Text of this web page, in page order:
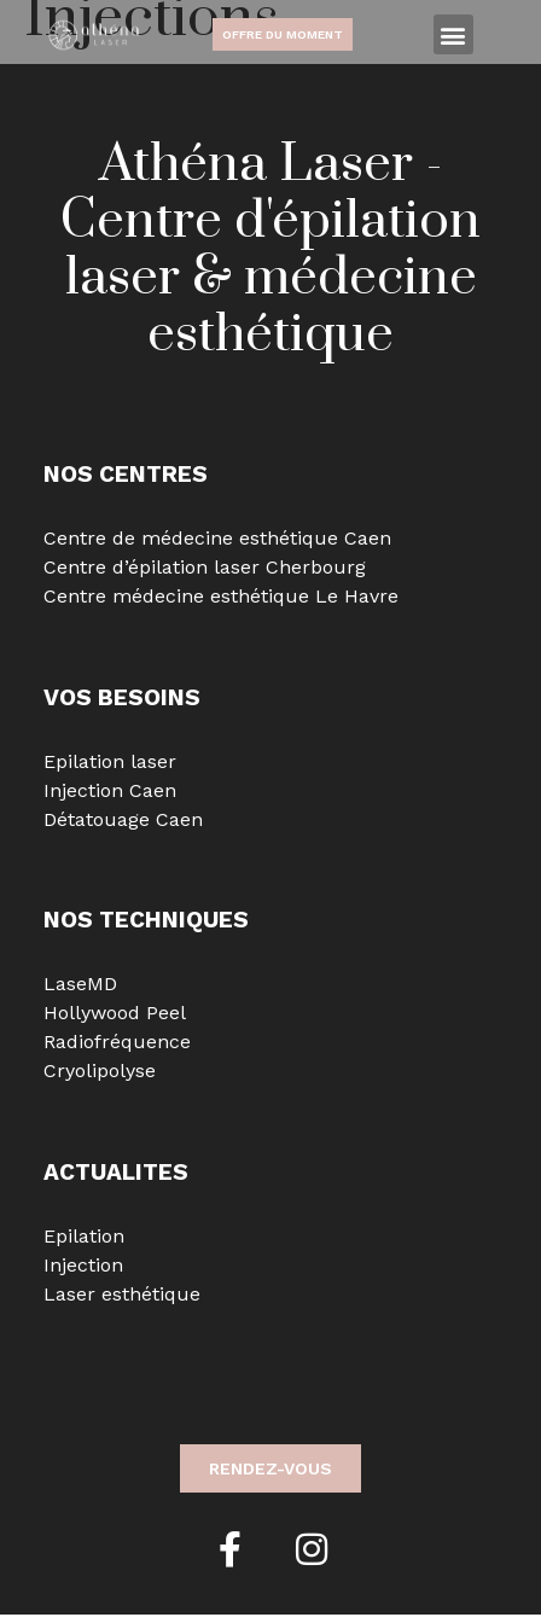
OFFRE DU MOMENT
Injections
Athéna Laser -
Centre d'épilation
laser & médecine
esthétique
NOS CENTRES
Centre de médecine esthétique Caen
Centre d’épilation laser Cherbourg
Centre médecine esthétique Le Havre
VOS BESOINS
Epilation laser
Injection Caen
Détatouage Caen
NOS TECHNIQUES
LaseMD
Hollywood Peel
Radiofréquence
Cryolipolyse
ACTUALITES
Epilation
Injection
Laser esthétique
RENDEZ-VOUS